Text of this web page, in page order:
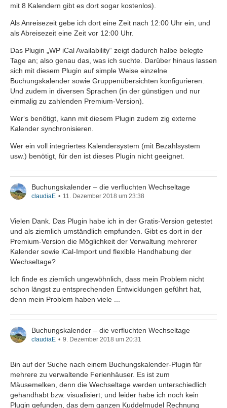
mit 8 Kalendern gibt es dort sogar kostenlos).
Als Anreisezeit gebe ich dort eine Zeit nach 12:00 Uhr ein, und
als Abreisezeit eine Zeit vor 12:00 Uhr.
Das Plugin „WP iCal Availability“ zeigt dadurch halbe belegte
Tage an; also genau das, was ich suchte. Darüber hinaus lassen
sich mit diesem Plugin auf simple Weise einzelne
Buchungskalender sowie Gruppenübersichten konfigurieren.
Und zudem in diversen Sprachen (in der günstigen und nur
einmalig zu zahlenden Premium-Version).
Wer‘s benötigt, kann mit diesem Plugin zudem zig externe
Kalender synchronisieren.
Wer ein voll integriertes Kalendersystem (mit Bezahlsystem
usw.) benötigt, für den ist dieses Plugin nicht geeignet.
Buchungskalender – die verfluchten Wechseltage
claudiaE 11. Dezember 2018 um 23:38
Vielen Dank. Das Plugin habe ich in der Gratis-Version getestet
und als ziemlich umständlich empfunden. Gibt es dort in der
Premium-Version die Möglichkeit der Verwaltung mehrerer
Kalender sowie iCal-Import und flexible Handhabung der
Wechseltage?
Ich finde es ziemlich ungewöhnlich, dass mein Problem nicht
schon längst zu entsprechenden Entwicklungen geführt hat,
denn mein Problem haben viele ...
Buchungskalender – die verfluchten Wechseltage
claudiaE 9. Dezember 2018 um 20:31
Bin auf der Suche nach einem Buchungskalender-Plugin für
mehrere zu verwaltende Ferienhäuser. Es ist zum
Mäusemelken, denn die Wechseltage werden unterschiedlich
gehandhabt bzw. visualisiert; und leider habe ich noch kein
Plugin gefunden, das dem ganzen Kuddelmudel Rechnung